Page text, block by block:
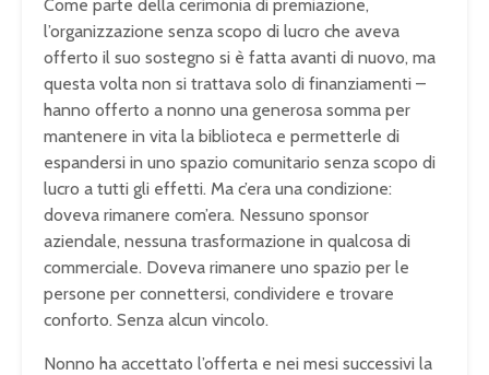
Come parte della cerimonia di premiazione,
l’organizzazione senza scopo di lucro che aveva
offerto il suo sostegno si è fatta avanti di nuovo, ma
questa volta non si trattava solo di finanziamenti –
hanno offerto a nonno una generosa somma per
mantenere in vita la biblioteca e permetterle di
espandersi in uno spazio comunitario senza scopo di
lucro a tutti gli effetti. Ma c’era una condizione:
doveva rimanere com’era. Nessuno sponsor
aziendale, nessuna trasformazione in qualcosa di
commerciale. Doveva rimanere uno spazio per le
persone per connettersi, condividere e trovare
conforto. Senza alcun vincolo.
Nonno ha accettato l’offerta e nei mesi successivi la